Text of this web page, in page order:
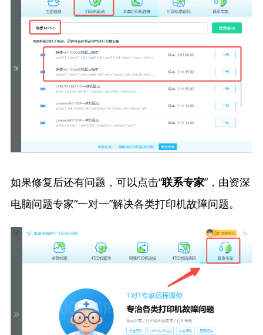
如果修复后还有问题，可以点击“联系专家”，由资深
电脑问题专家“一对一”解决各类打印机故障问题。